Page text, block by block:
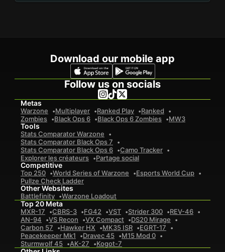
Download our mobile app
Follow us on socials
Metas
Warzone Multiplayer Ranked Play
Ranked
Zombies
Black Ops 6 Black Ops 6 Zombies MW3
Tools
Stats Comparator Warzone
Stats Comparator Black Ops 7
Stats Comparator Black Ops 6
Camo Tracker
Explorer les créateurs
Partage social
Competitive
Top 250 World Series of Warzone
Esports World Cup
Pullze Check Ladder
Other Websites
Battlefinity Warzone Loadout
Top 20 Meta
MXR-17 CBRS-3 FG42 VST Strider 300
REV-46
AN-94
VS Recon VX Compact
DS20 Mirage
Carbon 57
Hawker HX MK35 ISR
EGRT-17
Peacekeeper Mk1
Dravec 45
M15 Mod 0
Sturmwolf 45
AK-27 Kogot-7